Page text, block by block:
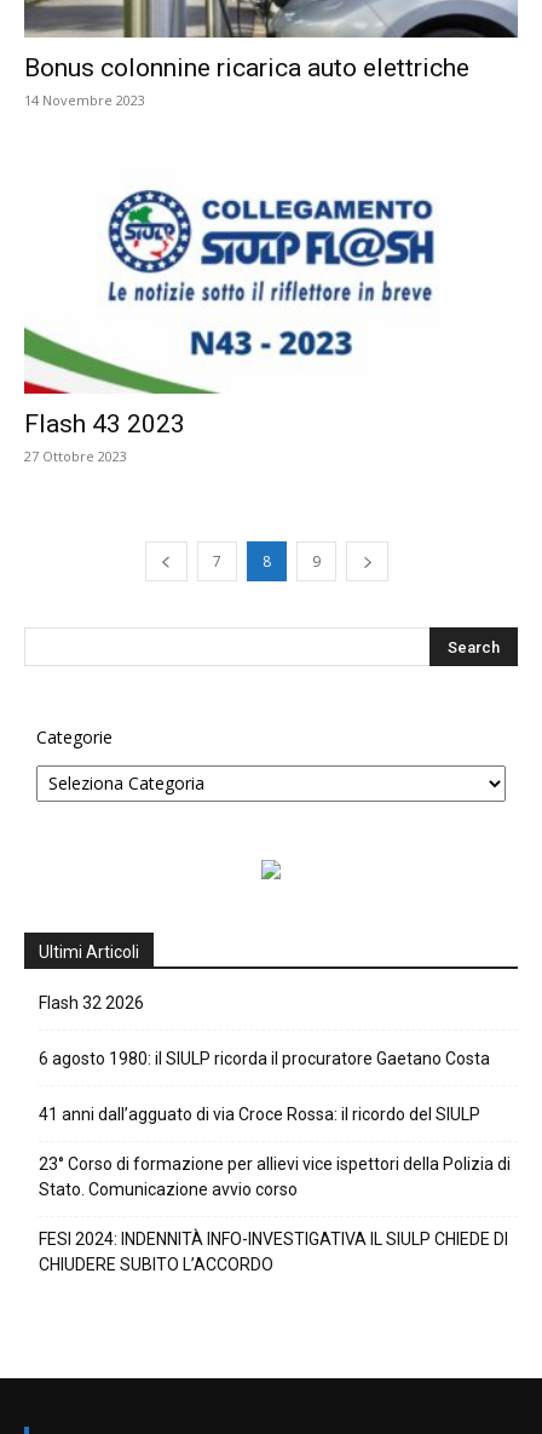
Bonus colonnine ricarica auto elettriche
14 Novembre 2023
Flash 43 2023
27 Ottobre 2023
7 8 9
Categorie
Ultimi Articoli
Flash 32 2026
6 agosto 1980: il SIULP ricorda il procuratore Gaetano Costa
41 anni dall’agguato di via Croce Rossa: il ricordo del SIULP
23° Corso di formazione per allievi vice ispettori della Polizia di
Stato. Comunicazione avvio corso
FESI 2024: INDENNITÀ INFO-INVESTIGATIVA IL SIULP CHIEDE DI
CHIUDERE SUBITO L’ACCORDO